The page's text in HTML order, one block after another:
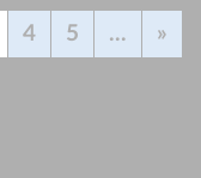
4 5 ... »